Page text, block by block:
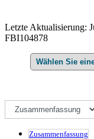
Letzte Aktualisierung:
FBI104878
Zusammenfassung